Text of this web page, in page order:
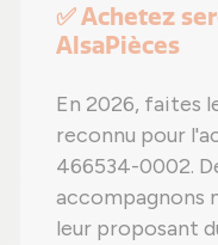
✅ Achetez
AlsaPièces
En 2026, faites
reconnu pour
466534-0002.
accompagnons
leur proposant